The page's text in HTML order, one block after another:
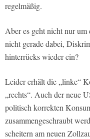
regelmäßig.
Aber es geht nicht nur
nicht gerade dabei,
hinterrücks wieder ein?
Leider erhält die „linke“
„rechts“. Auch der neue
politisch korrekten
zusammengeschraubt
scheitern am neuen